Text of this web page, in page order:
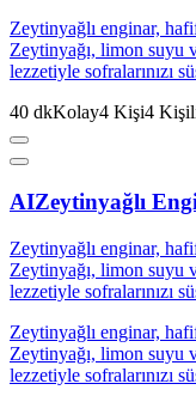
Zeytinyağlı enginar,
Zeytinyağı, limon suyu
lezzetiyle sofralarınızı
40 dkKolay4 Kişi4
AIZeytinyağlı
Zeytinyağlı enginar,
Zeytinyağı, limon suyu
lezzetiyle sofralarınızı
Zeytinyağlı enginar,
Zeytinyağı, limon suyu
lezzetiyle sofralarınızı